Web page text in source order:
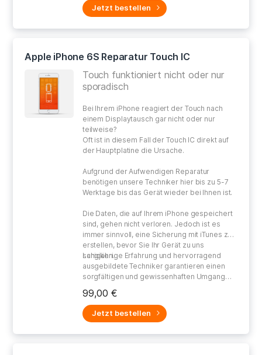
Jetzt bestellen
Apple iPhone 6S Reparatur Touch IC
Touch funktioniert nicht oder nur
sporadisch
Bei Ihrem iPhone reagiert der Touch nach
einem Displaytausch gar nicht oder nur
teilweise?
Oft ist in diesem Fall der Touch IC direkt auf
der Hauptplatine die Ursache.
Aufgrund der Aufwendigen Reparatur
benötigen unsere Techniker hier bis zu 5-7
Werktage bis das Gerät wieder bei Ihnen ist.
Die Daten, die auf Ihrem iPhone gespeichert
sind, gehen nicht verloren. Jedoch ist es
immer sinnvoll, eine Sicherung mit iTunes zu
erstellen, bevor Sie Ihr Gerät zu uns
schicken.
Langjährige Erfahrung und hervorragend
ausgebildete Techniker garantieren einen
sorgfältigen und gewissenhaften Umgang
99,00 €
Jetzt bestellen